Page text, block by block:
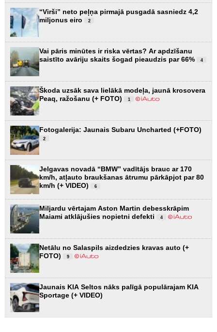
“Virši” neto peļņa pirmajā pusgadā sasniedz 4,2
miljonus eiro
2
Vai pāris minūtes ir riska vērtas? Ar apdzīšanu
saistīto avāriju skaits šogad pieaudzis par 66%
4
Škoda uzsāk sava lielākā modeļa, jaunā krosovera
Peaq, ražošanu (+ FOTO)
1
Fotogalerija: Jaunais Subaru Uncharted (+FOTO)
2
Jelgavas novadā “BMW” vadītājs brauc ar 170
km/h, atļauto braukšanas ātrumu pārkāpjot par 80
km/h (+ VIDEO)
6
Miljardu vērtajam Aston Martin debesskrāpim
Maiami atklājušies nopietni defekti
4
Netālu no Salaspils aizdedzies kravas auto (+
FOTO)
9
Jaunais KIA Seltos nāks palīgā populārajam KIA
Sportage (+ VIDEO)